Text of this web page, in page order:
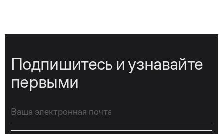
Подпишитесь и узнавайте
первыми